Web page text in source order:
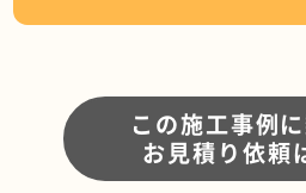
この施工事例
お見積り依頼